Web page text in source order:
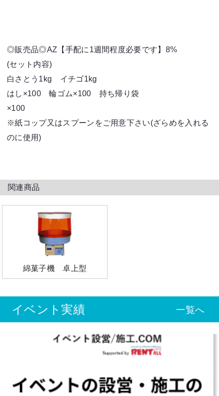
◎販売品◎AZ【手配に1週間程度必要です】8%
(セット内容)
白さとう1kg イチゴ1kg
はし×100 輪ゴム×100 持ち帰り袋
※紙コップ又はスプーンをご用意下さい(ざらめを入れる
のに使用)
関連商品
綿菓子機 卓上型
イベント実績 一覧へ